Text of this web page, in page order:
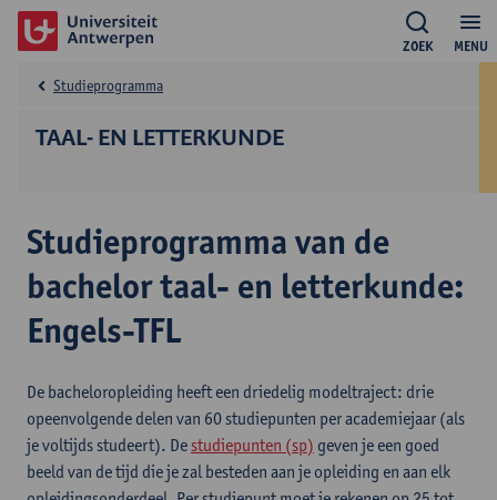
MENU
ZOEK
TAAL- EN LETTERKUNDE
Studieprogramma
Studieprogramma van de
bachelor taal- en letterkunde:
Engels-TFL
De bacheloropleiding heeft een driedelig modeltraject: drie
opeenvolgende delen van 60 studiepunten per academiejaar (als
je voltijds studeert). De studiepunten (sp) geven je een goed
beeld van de tijd die je zal besteden aan je opleiding en aan elk